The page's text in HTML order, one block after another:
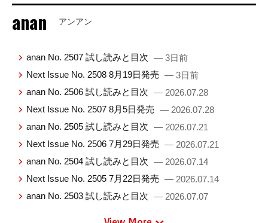
anan アンアン
anan No. 2507 試し読みと目次 — 3日前
Next Issue No. 2508 8月19日発売 — 3日前
anan No. 2506 試し読みと目次 — 2026.07.28
Next Issue No. 2507 8月5日発売 — 2026.07.28
anan No. 2505 試し読みと目次 — 2026.07.21
Next Issue No. 2506 7月29日発売 — 2026.07.21
anan No. 2504 試し読みと目次 — 2026.07.14
Next Issue No. 2505 7月22日発売 — 2026.07.14
anan No. 2503 試し読みと目次 — 2026.07.07